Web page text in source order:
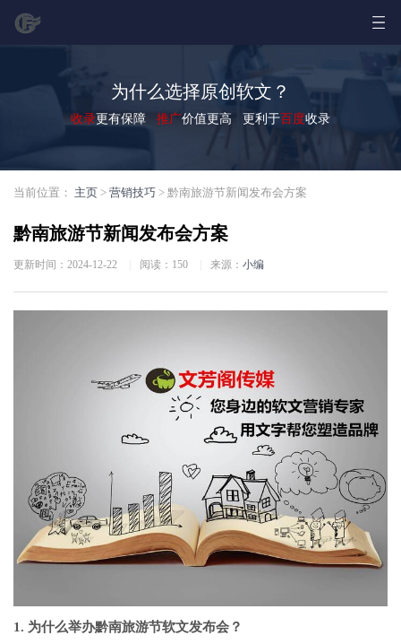
为什么选择原创软文？
收录更有保障 推广价值更高 更利于百度收录
当前位置： 主页 > 营销技巧 > 黔南旅游节新闻发布会方案
黔南旅游节新闻发布会方案
更新时间：2024-12-22 阅读： 150 来源： 小编
1. 为什么举办黔南旅游节软文发布会？